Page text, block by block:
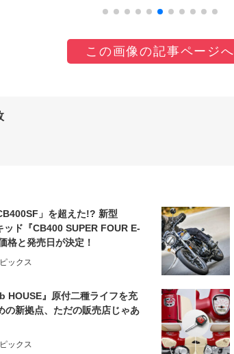
この画像の記事ページへ
」を超えた!? 新型
ド『CB400 SUPER FOUR E-
格と発売日が決定！
ックス
HOUSE』原付二種ライフを充
の新拠点、ただの販売店じゃあ
ックス